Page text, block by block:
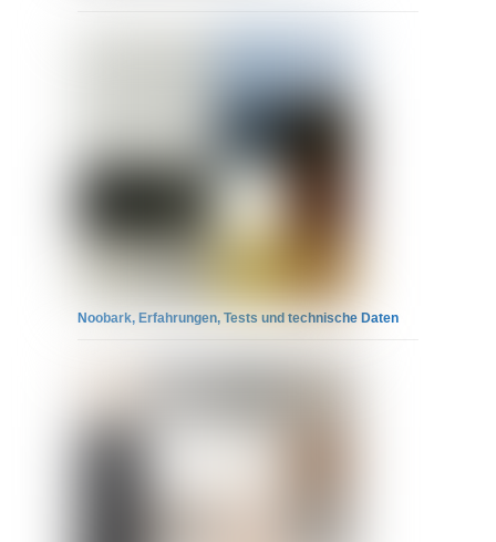
Noobark, Erfahrungen, Tests und technische Daten